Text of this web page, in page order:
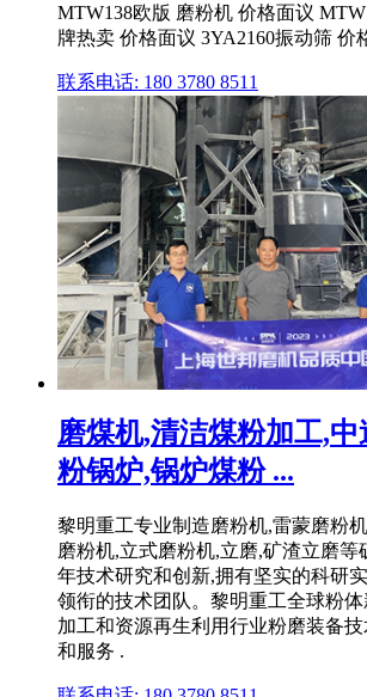
MTW138欧版 磨粉机 价格面议
牌热卖 价格面议 3YA2160振动筛 价
联系电话: 180 3780 8511
磨煤机,清洁煤粉加工,
粉锅炉,锅炉煤粉 ...
黎明重工专业制造磨粉机,雷蒙磨粉
磨粉机,立式磨粉机,立磨,矿渣立磨等
年技术研究和创新,拥有坚实的科研
领衔的技术团队。黎明重工全球粉
加工和资源再生利用行业粉磨装备
和服务 .